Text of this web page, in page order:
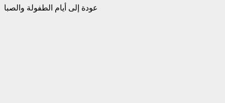
عودة إلى أيام الطفولة والصبا